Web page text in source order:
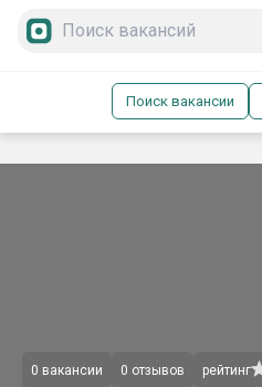
Поиск вакансии
0 вакансии 0 отзывов рейтинг